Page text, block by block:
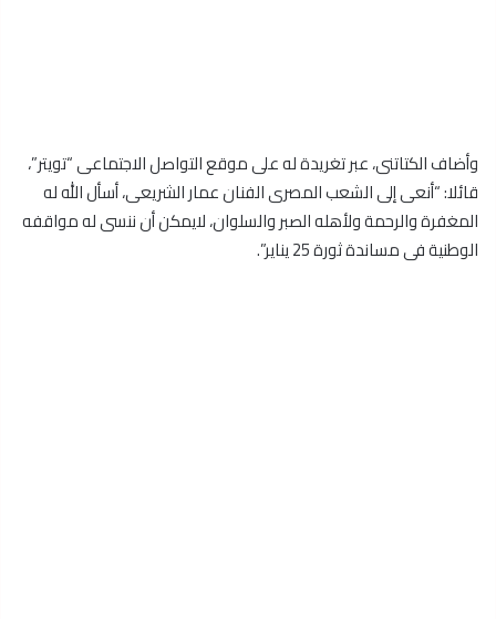
وأضاف الكتاتنى، عبر تغريدة له على موقع التواصل الاجتماعى “تويتر”،
قائلا: “أنعى إلى الشعب المصرى الفنان عمار الشريعى، أسأل الله له
المغفرة والرحمة وﻷهله الصبر والسلوان، ﻻيمكن أن ننسى له مواقفه
الوطنية فى مساندة ثورة 25 يناير”.